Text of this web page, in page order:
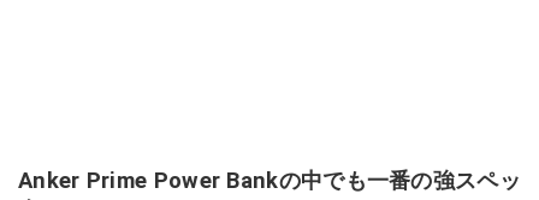
Anker Prime Power Bankの中でも一番の強スペッ